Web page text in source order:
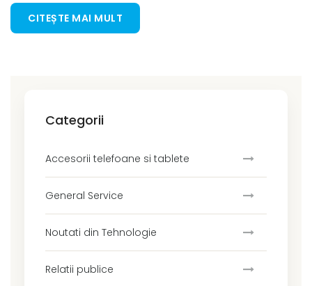
CITEȘTE MAI MULT
Categorii
Accesorii telefoane si tablete
General Service
Noutati din Tehnologie
Relatii publice